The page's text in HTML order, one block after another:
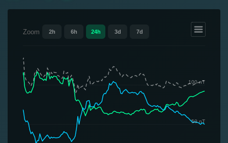
Zoom 2h 6h 24h 3d 7d
50 nT
100 nT